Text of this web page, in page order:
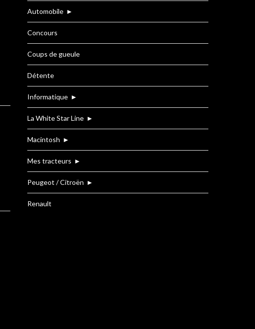
Automobile ►
Concours
Coups de gueule
Détente
Informatique ►
La White Star Line ►
Macintosh ►
Mes tracteurs ►
Peugeot / Citroën ►
Renault